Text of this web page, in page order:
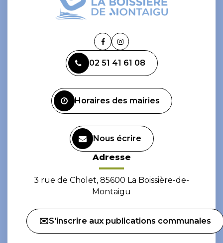
Lien
le
compte
Lien
le
compte
02 51 41 61 08
Horaires des mairies
Nous écrire
Adresse
3 rue de Cholet, 85600 La Boissière-de-
Montaigu
✉️S'inscrire aux publications communales